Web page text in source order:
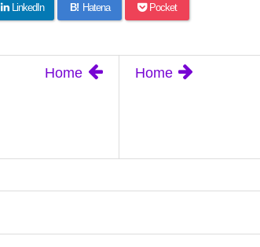
LinkedIn B! Hatena Pocket
Home
Home